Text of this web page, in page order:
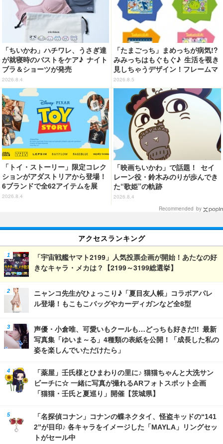
「ちいかわ」ハチワレ、うさぎ達
が就寝時のバストをケア♪ ナイト
ブラ＆ショーツが発売
2026.8.4
「たまごっち」まめっちが病気!?
みみっちはもぐもぐ♪ 生活を覗き
見しちゃうデザイン！フレームマ
グネット「ぴたっとフレーム」登
場☆
2026.8.5
「トイ・ストーリー」限定コレク
ションがアダストリアから登場！
6ブランドで全62アイテムを展
開 店舗で購入するとオリジナル
2026.8.4
「映画ちいかわ」で話題！ セイ
レーン役・鈴木みのりが歩んでき
た“歌姫”の軌跡
2026.8.4
Recommended by
アクセスランキング
「宇宙戦艦ヤマト2199」人気投票企画が開始！あたなの好
きなキャラ・メカは？【2199～3199総選挙】
ニャンコ先生がひょっこり♪「夏目友人帳」コラボアパレ
ル登場！もこもこバッグやカーディガンなど全8型
声優・小倉唯、可愛いもクールも…どっちも好きだ!! 最新
写真集「ゆいま～る」4種類の表紙を公開！「成長した私の
姿を楽しんでいただけたら」
「薬屋」壬氏様とひまわりの里に♪ 猫猫ちゃんと大洗サン
ビーチに☆ 一緒に写真が撮れるARフォトスポット企画
「猫猫・壬氏と夏巡り」開催【茨城県】
「名探偵コナン」コナンの蝶ネクタイ、怪盗キッドの“141
2”が目印♪ 各キャラをイメージした「MAYLA」リングセッ
トがセール中